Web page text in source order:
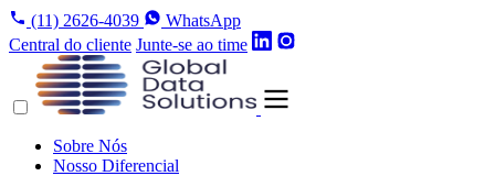
(11) 2626-4039
WhatsApp
Central do cliente Junte-se ao time
Sobre Nós
Nosso Diferencial